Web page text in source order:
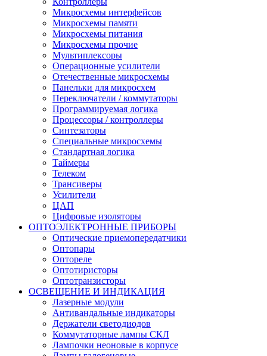
Микросхемы интерфейсов
Микросхемы памяти
Микросхемы питания
Микросхемы прочие
Мультиплексоры
Операционные усилители
Отечественные микросхемы
Панельки для микросхем
Переключатели / коммутаторы
Программируемая логика
Процессоры / контроллеры
Синтезаторы
Специальные микросхемы
Стандартная логика
Таймеры
Телеком
Трансиверы
Усилители
ЦАП
Цифровые изоляторы
ОПТОЭЛЕКТРОННЫЕ ПРИБОРЫ
Оптические приемопередатчики
Оптопары
Оптореле
Оптотиристоры
Оптотранзисторы
ОСВЕЩЕНИЕ И ИНДИКАЦИЯ
Лазерные модули
Антивандальные индикаторы
Держатели светодиодов
Коммутаторные лампы СКЛ
Лампочки неоновые в корпусе